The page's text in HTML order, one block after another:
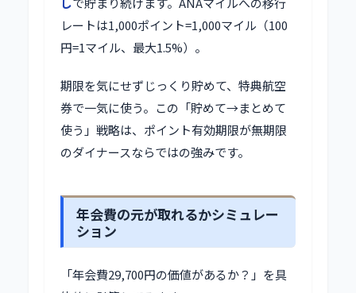
レートは1,000ポイント=1,000マイル（100
円=1マイル、最大1.5%）。
期限を気にせずじっくり貯めて、特典航空
券で一気に使う。この「貯めて→まとめて
使う」戦略は、ポイント有効期限が無期限
のダイナースならではの強みです。
年会費の元が取れるかシミュレー
ション
「年会費29,700円の価値があるか？」を具